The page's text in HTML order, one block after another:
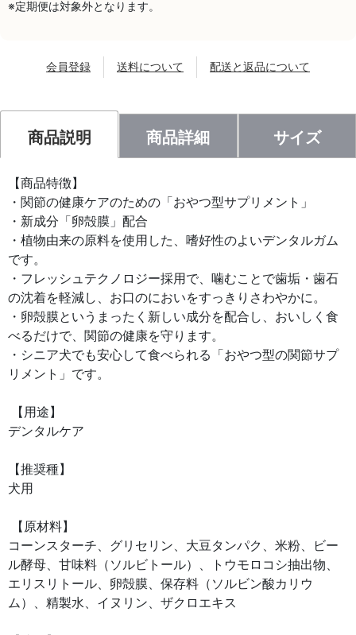
※定期便は対象外となります。
会員登録 送料について 配送と返品について
商品説明 商品詳細 サイズ
【商品特徴】
・関節の健康ケアのための「おやつ型サプリメント」
・新成分「卵殻膜」配合
・植物由来の原料を使用した、嗜好性のよいデンタルガム
です。
・フレッシュテクノロジー採用で、噛むことで歯垢・歯石
の沈着を軽減し、お口のにおいをすっきりさわやかに。
・卵殻膜というまったく新しい成分を配合し、おいしく食
べるだけで、関節の健康を守ります。
・シニア犬でも安心して食べられる「おやつ型の関節サプ
リメント」です。
【用途】
デンタルケア
【推奨種】
犬用
【原材料】
コーンスターチ、グリセリン、大豆タンパク、米粉、ビー
ル酵母、甘味料（ソルビトール）、トウモロコシ抽出物、
エリスリトール、卵殻膜、保存料（ソルビン酸カリウ
ム）、精製水、イヌリン、ザクロエキス